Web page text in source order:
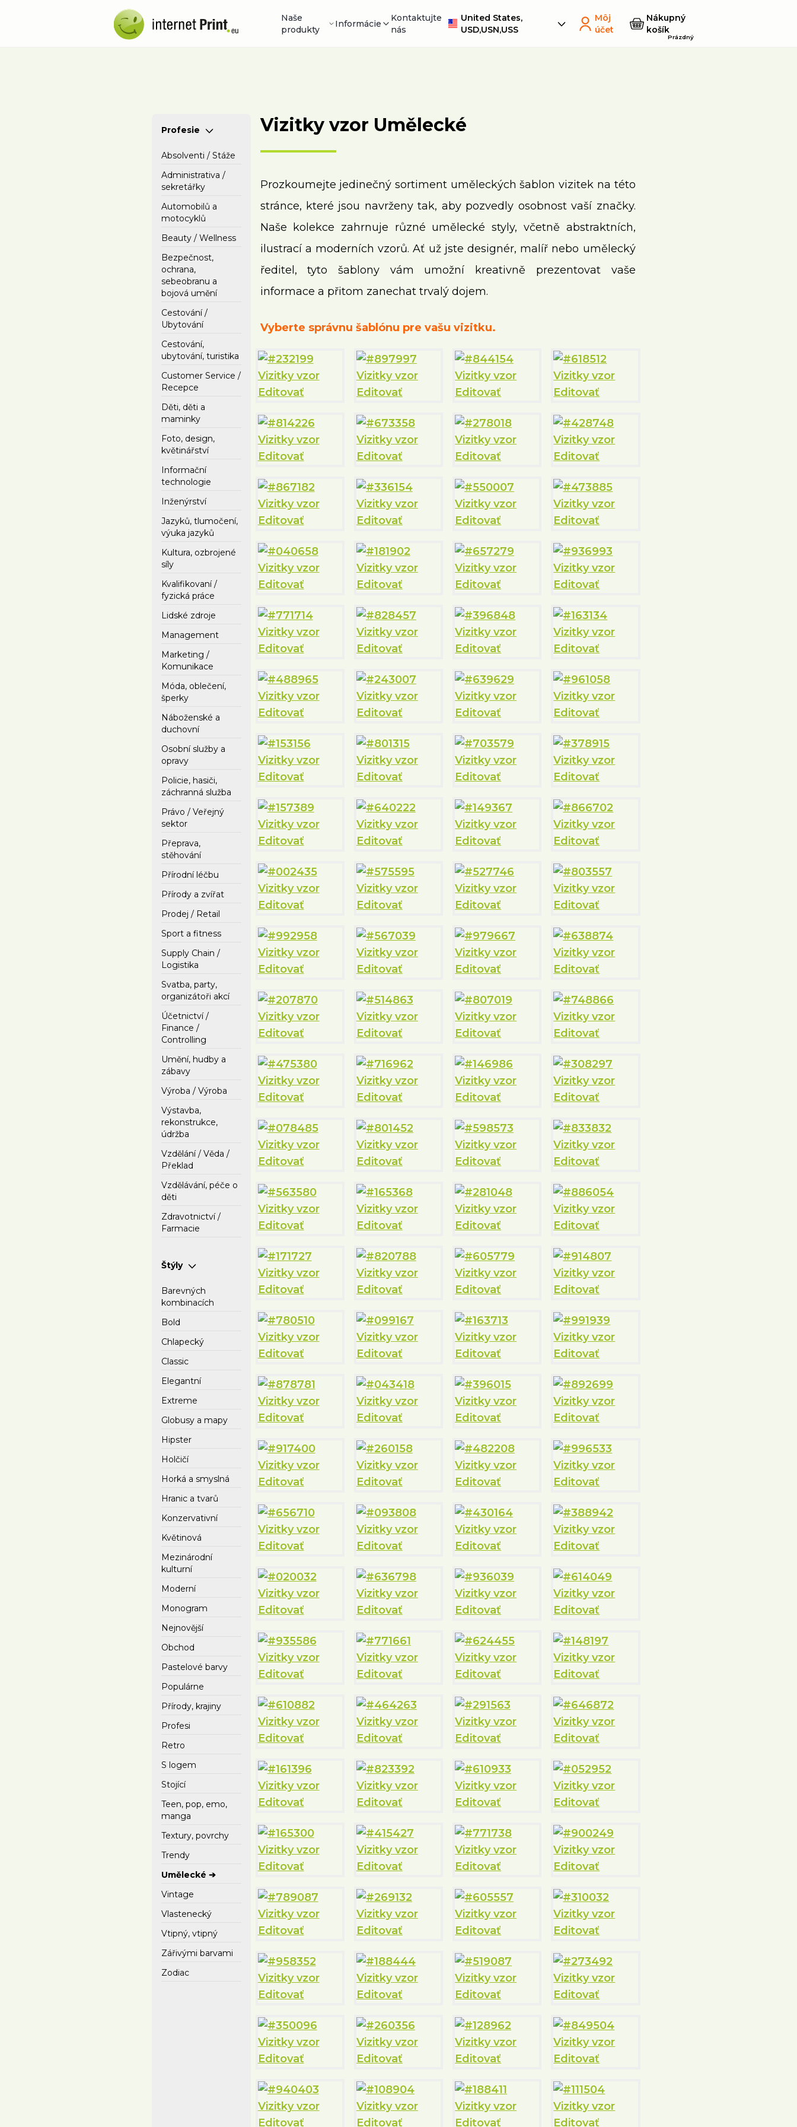
Naše
produkty
Informácie
Kontaktujte
nás
United States,
USD,USN,USS
Môj
účet
Nákupný
košík
Prázdný
Profesie
Absolventi / Stáže
Administrativa /
sekretářky
Automobilů a
motocyklů
Beauty / Wellness
Bezpečnost,
ochrana,
sebeobranu a
bojová umění
Cestování /
Ubytování
Cestování,
ubytování, turistika
Customer Service /
Recepce
Děti, děti a
maminky
Foto, design,
květinářství
Informační
technologie
Inženýrství
Jazyků, tlumočení,
výuka jazyků
Kultura, ozbrojené
síly
Kvalifikovaní /
fyzická práce
Lidské zdroje
Management
Marketing /
Komunikace
Móda, oblečení,
šperky
Náboženské a
duchovní
Osobní služby a
opravy
Policie, hasiči,
záchranná služba
Právo / Veřejný
sektor
Přeprava,
stěhování
Přírodní léčbu
Přírody a zvířat
Prodej / Retail
Sport a fitness
Supply Chain /
Logistika
Svatba, party,
organizátoři akcí
Účetnictví /
Finance /
Controlling
Umění, hudby a
zábavy
Výroba / Výroba
Výstavba,
rekonstrukce,
údržba
Vzdělání / Věda /
Překlad
Vzdělávání, péče o
děti
Zdravotnictví /
Farmacie
Štýly
Barevných
kombinacích
Bold
Chlapecký
Classic
Elegantní
Extreme
Globusy a mapy
Hipster
Holčičí
Horká a smyslná
Hranic a tvarů
Konzervativní
Květinová
Mezinárodní
kulturní
Moderní
Monogram
Nejnovější
Obchod
Pastelové barvy
Populárne
Přírody, krajiny
Profesi
Retro
S logem
Stojící
Teen, pop, emo,
manga
Textury, povrchy
Trendy
Umělecké ➔
Vintage
Vlastenecký
Vtipný, vtipný
Zářivými barvami
Zodiac
Vizitky vzor Umělecké
Prozkoumejte jedinečný sortiment uměleckých šablon vizitek na této
stránce, které jsou navrženy tak, aby pozvedly osobnost vaší značky.
Naše kolekce zahrnuje různé umělecké styly, včetně abstraktních,
ilustrací a moderních vzorů. Ať už jste designér, malíř nebo umělecký
ředitel, tyto šablony vám umožní kreativně prezentovat vaše
informace a přitom zanechat trvalý dojem.
Vyberte správnu šablónu pre vašu vizitku.